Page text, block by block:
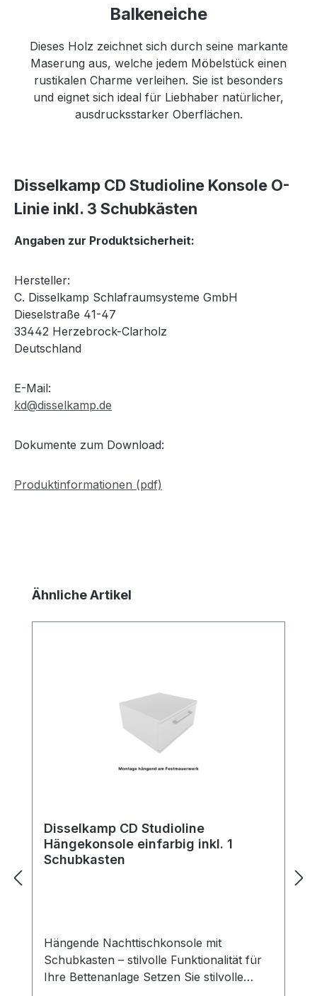
Balkeneiche
Dieses Holz zeichnet sich durch seine markante
Maserung aus, welche jedem Möbelstück einen
rustikalen Charme verleihen. Sie ist besonders
und eignet sich ideal für Liebhaber natürlicher,
ausdrucksstarker Oberflächen.
Disselkamp CD Studioline Konsole O-
Linie inkl. 3 Schubkästen
Angaben zur Produktsicherheit:
Hersteller:
C. Disselkamp Schlafraumsysteme GmbH
Dieselstraße 41-47
33442 Herzebrock-Clarholz
Deutschland
E-Mail:
kd@disselkamp.de
Dokumente zum Download:
Produktinformationen (pdf)
Produktgalerie überspringen
Ähnliche Artikel
Disselkamp CD Studioline
Hängekonsole einfarbig inkl. 1
Schubkasten
Hängende Nachttischkonsole mit
Schubkasten – stilvolle Funktionalität für
Ihre Bettenanlage Setzen Sie stilvolle